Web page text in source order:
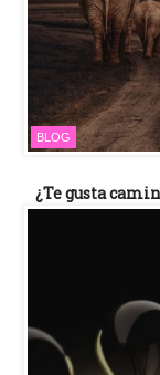
BLOG
¿Te gusta